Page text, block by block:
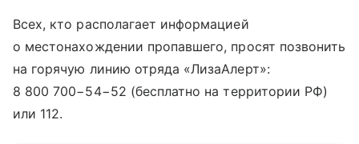
Всех, кто располагает информацией
о местонахождении пропавшего, просят позвонить
на горячую линию отряда «ЛизаАлерт»:
8 800 700−54−52 (бесплатно на территории РФ)
или 112.